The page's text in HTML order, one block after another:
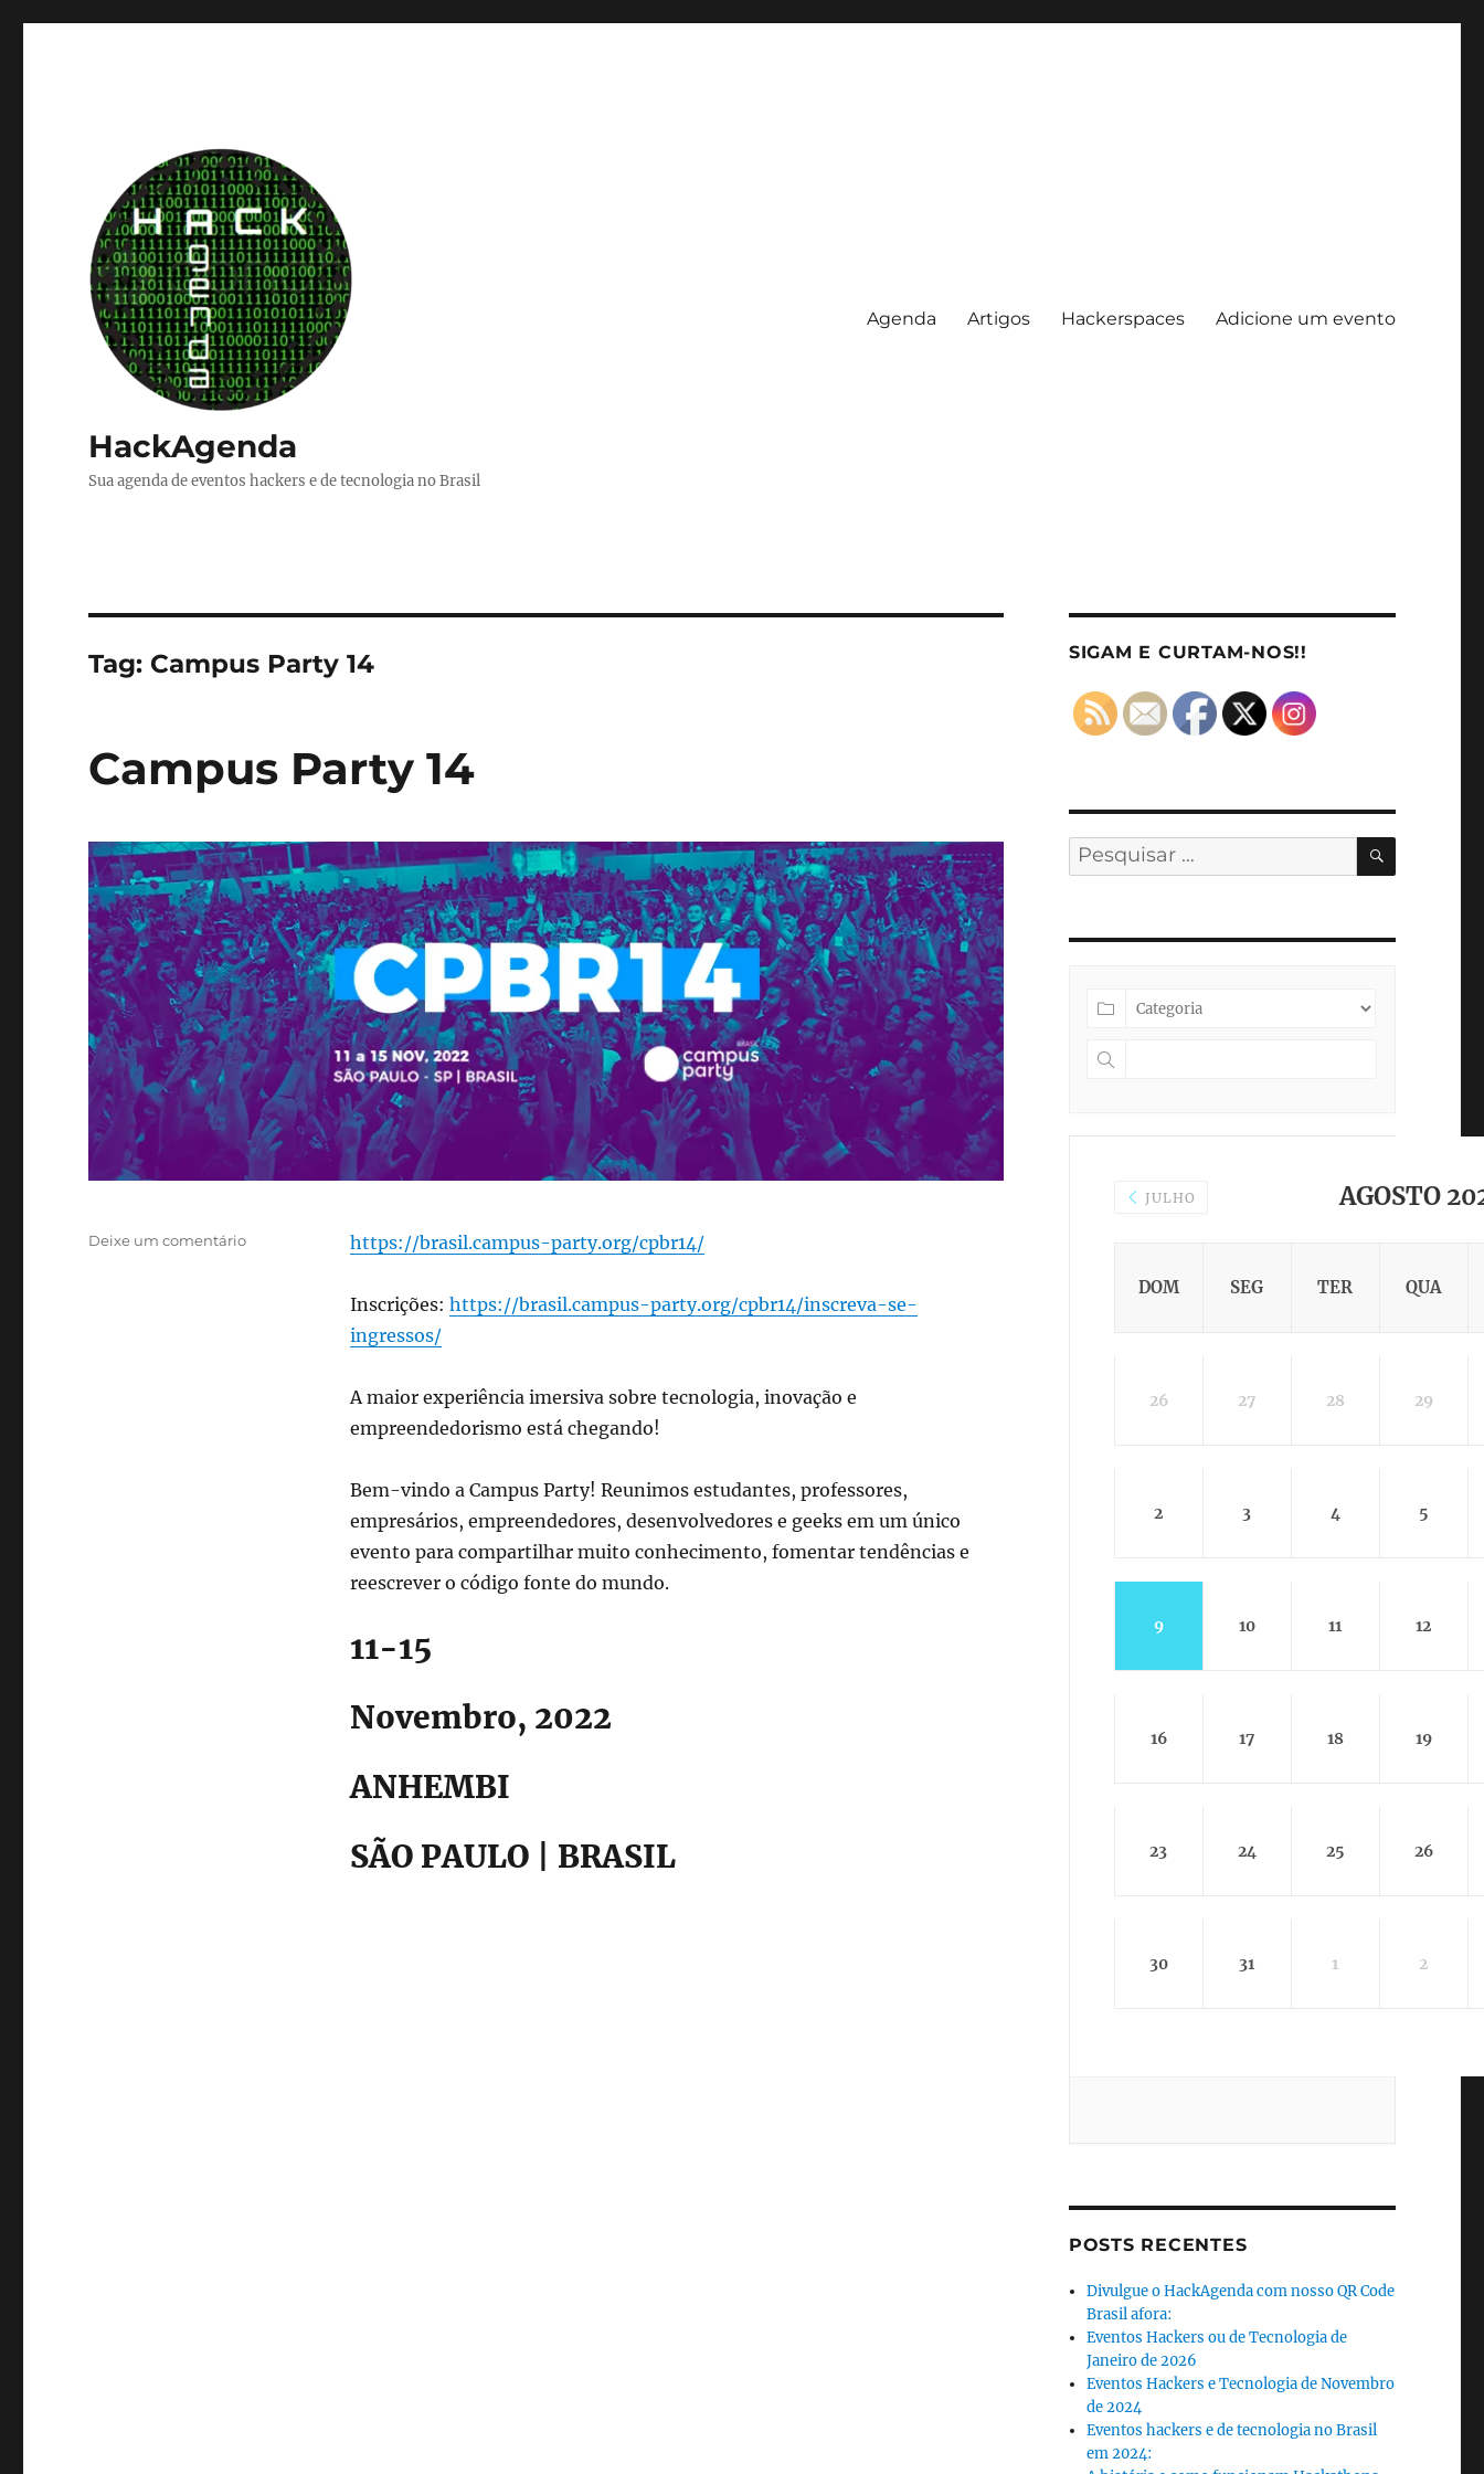
HackAgenda
Sua agenda de eventos hackers e de tecnologia no Brasil
Agenda Artigos Hackerspaces Adicione um evento
Tag: Campus Party 14
Campus Party 14
https://brasil.campus-party.org/cpbr14/
Inscrições: https://brasil.campus-party.org/cpbr14/inscreva-se-
ingressos/
A maior experiência imersiva sobre tecnologia, inovação e
empreendedorismo está chegando!
Bem-vindo a Campus Party! Reunimos estudantes, professores,
empresários, empreendedores, desenvolvedores e geeks em um único
evento para compartilhar muito conhecimento, fomentar tendências e
reescrever o código fonte do mundo.
11-15
Novembro, 2022
ANHEMBI
SÃO PAULO | BRASIL
Deixe um comentárioem
SIGAM E CURTAM-NOS!!
Pesquisar
por:
JULHO AGOSTO
DOM SEG TER QUA
26 27 28 29
2 3 4 5
9 10 11 12
16 17 18 19
23 24 25 26
30 31 1 2
POSTS RECENTES
Divulgue o HackAgenda com nosso QR Code
Brasil afora:
Eventos Hackers ou de Tecnologia de
Janeiro de 2026
Eventos Hackers e Tecnologia de Novembro
de 2024
Eventos hackers e de tecnologia no Brasil
em 2024: